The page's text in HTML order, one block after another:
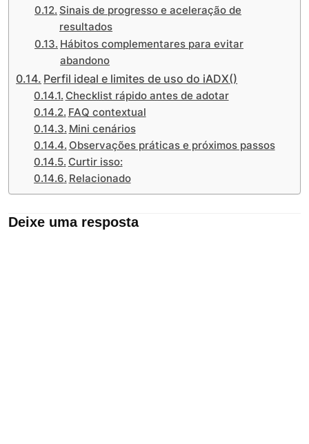
Sinais de progresso e aceleração de
resultados
Hábitos complementares para evitar
abandono
Perfil ideal e limites de uso do iADX()
Checklist rápido antes de adotar
FAQ contextual
Mini cenários
Observações práticas e próximos passos
Curtir isso:
Relacionado
Deixe uma resposta